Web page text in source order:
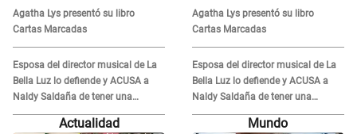
grabar"
Agatha Lys presentó su libro
Cartas Marcadas
Esposa del director musical de La
Bella Luz lo defiende y ACUSA a
Naldy Saldaña de tener una
relación con él y otros integrantes
grabar"
Agatha Lys presentó su libro
Cartas Marcadas
Esposa del director musical de La
Bella Luz lo defiende y ACUSA a
Naldy Saldaña de tener una
relación con él y otros integrantes
Actualidad Mundo